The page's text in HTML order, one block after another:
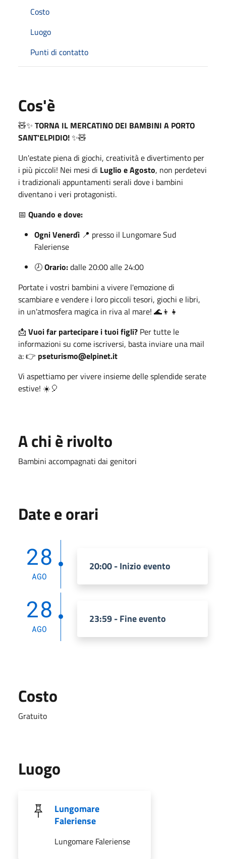
Costo
Luogo
Punti di contatto
Cos'è
🧸✨ TORNA IL MERCATINO DEI BAMBINI A PORTO
SANT'ELPIDIO!✨🧸
Un'estate piena di giochi, creatività e divertimento per
i più piccoli! Nei mesi di Luglio e Agosto, non perdetevi
i tradizionali appuntamenti serali dove i bambini
diventano i veri protagonisti.
📅 Quando e dove:
Ogni Venerdì 📍 presso il Lungomare Sud
Faleriense
🕗Orario:dalle 20:00 alle 24:00
Portate i vostri bambini a vivere l'emozione di
scambiare e vendere i loro piccoli tesori, giochi e libri,
in un'atmosfera magica in riva al mare! 🌊👦👧
📩 Vuoi far partecipare i tuoi figli? Per tutte le
informazioni su come iscriversi, basta inviare una mail
a: 👉 pseturismo@elpinet.it
Vi aspettiamo per vivere insieme delle splendide serate
estive! ☀️🎈
A chi è rivolto
Bambini accompagnati dai genitori
Date e orari
28
AGO
20:00 - Inizio evento
28
AGO
23:59 - Fine evento
Costo
Gratuito
Luogo
Lungomare
Faleriense
Lungomare Faleriense